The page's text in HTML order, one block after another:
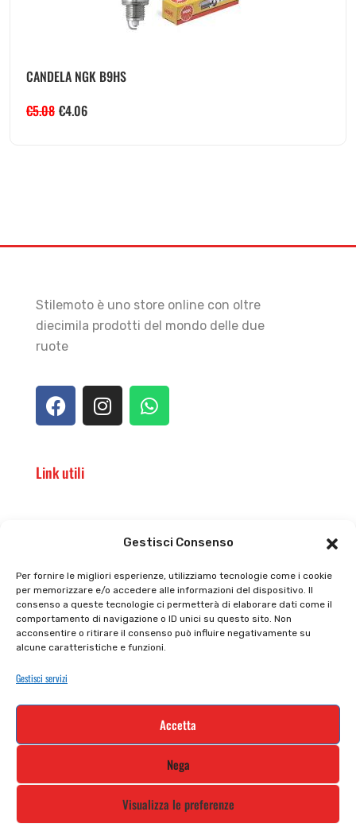
Gestisci Consenso
Per fornire le migliori esperienze, utilizziamo tecnologie come i cookie
per memorizzare e/o accedere alle informazioni del dispositivo. Il
consenso a queste tecnologie ci permetterà di elaborare dati come il
comportamento di navigazione o ID unici su questo sito. Non
acconsentire o ritirare il consenso può influire negativamente su
alcune caratteristiche e funzioni.
Gestisci servizi
Accetta
Nega
Visualizza le preferenze
CANDELA NGK B9HS
€5.08 €4.06
Stilemoto è uno store online con oltre
diecimila prodotti del mondo delle due
ruote
Link utili
Privacy policy
Cookie policy
Tutti prodotti
Termini e condizioni
Iscriviti alla nostra newsletter e rimani